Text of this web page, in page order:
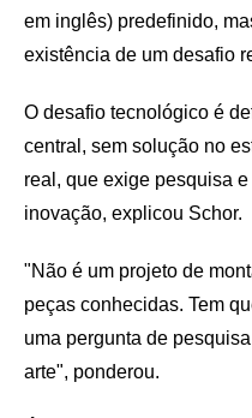
em inglês) predefinido,
existência de um desafio
O desafio tecnológico é
central, sem solução no
real, que exige pesquisa
inovação, explicou Schor.
"Não é um projeto de
peças conhecidas. Tem
uma pergunta de
arte", ponderou.